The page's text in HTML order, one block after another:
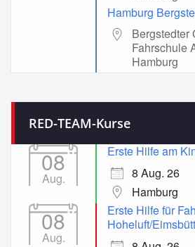
Hamburg
Bergstedter
Fahrschule
Hamburg
RED-TEAM-Kurse
08
Aug.
Erste Hilfe am
8 Aug. 26
Hamburg
08
Aug.
Erste Hilfe für
Hoheluft/